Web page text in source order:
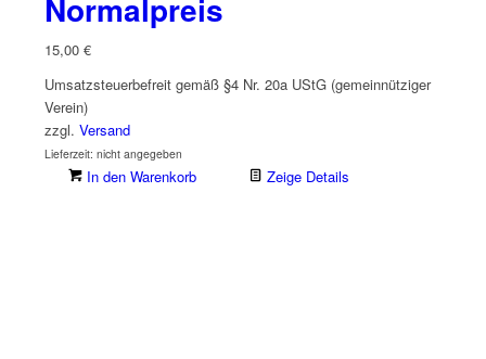
15,00 €
Umsatzsteuerbefreit gemäß §4 Nr. 20a UStG (gemeinnütziger
Verein)
zzgl. Versand
Lieferzeit: nicht angegeben
In den Warenkorb Zeige Details